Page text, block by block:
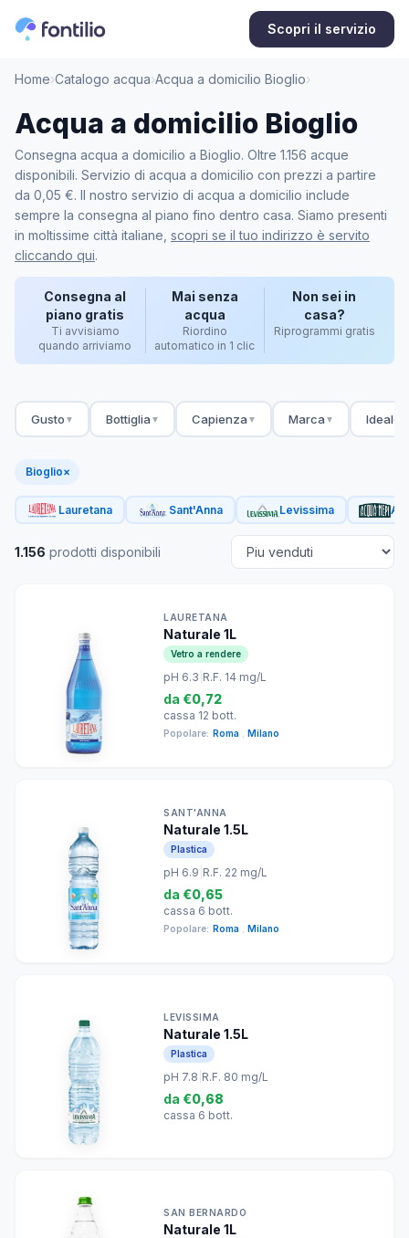
Scopri il servizio
Home›Catalogo acqua›Acqua a domicilio Bioglio›
Acqua a domicilio Bioglio
Consegna acqua a domicilio a Bioglio. Oltre 1.156 acque
disponibili. Servizio di acqua a domicilio con prezzi a partire
da 0,05 €. Il nostro servizio di acqua a domicilio include
sempre la consegna al piano fino dentro casa. Siamo presenti
in moltissime città italiane, scopri se il tuo indirizzo è servito
cliccando qui.
Consegna al
piano gratis
Ti avvisiamo
quando arriviamo
Mai senza
acqua
Riordino
automatico in 1 clic
Non sei in
casa?
Riprogrammi gratis
Gusto ▼ Bottiglia ▼ Capienza ▼ Marca ▼ Ideale
Bioglio×
Lauretana Sant'Anna Levissima
1.156 prodotti disponibili
LAURETANA
Naturale 1L
Vetro a rendere
pH 6.3 R.F. 14 mg/L
da €0,72
cassa 12 bott.
Popolare: Roma Milano
SANT'ANNA
Naturale 1.5L
Plastica
pH 6.9 R.F. 22 mg/L
da €0,65
cassa 6 bott.
Popolare: Roma Milano
LEVISSIMA
Naturale 1.5L
Plastica
pH 7.8 R.F. 80 mg/L
da €0,68
cassa 6 bott.
SAN BERNARDO
Naturale 1L